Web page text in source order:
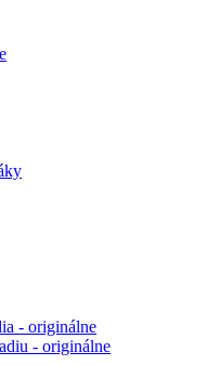
- originálne
- originálne